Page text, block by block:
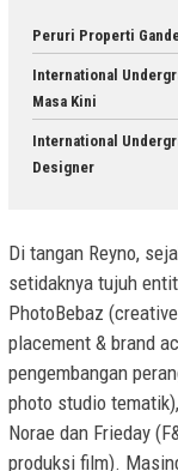
Peruri Properti
International
Masa Kini
International
Designer
Di tangan Reyno,
setidaknya tujuh
PhotoBebaz
placement & brand
pengembangan
photo studio
Norae dan Frieday
produksi film).